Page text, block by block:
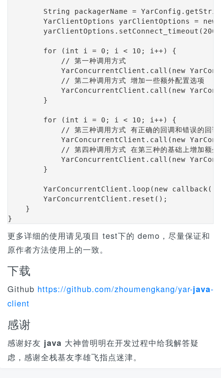
String packagerName =
YarClientOptions yarClientOptions = new
for (int i = 0; i < 10; i++) {
// 第一种调用方式
YarConcurrentClient.call(new
// 第二种调用方式 增加一些额外配置选项
YarConcurrentClient.call(new
}
for (int i = 0; i < 10; i++) {
// 第三种调用方式 有正确的回调和错误的回调
YarConcurrentClient.call(new
// 第四种调用方式 在第三种的基础上增加额外的
YarConcurrentClient.call(new
}
YarConcurrentClient.loop(new
YarConcurrentClient.reset();
}
}
更多详细的使用请见项目 test下的 demo，尽量保证和
原作者方法使用上的一致。
下载
Github https://github.com/zhoumengkang/yar-java-
client
感谢
感谢好友 java 大神曾明明在开发过程中给我解答疑
虑，感谢全栈基友李雄飞指点迷津。